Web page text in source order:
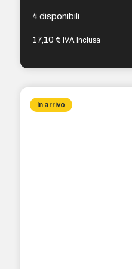
4 disponibili
17,10€ IVA inclusa
In arrivo